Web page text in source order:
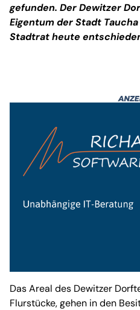
gefunden. Der Dewitzer
Eigentum der Stadt
Stadtrat heute
Das Areal des Dewitzer
Flurstücke, gehen in den